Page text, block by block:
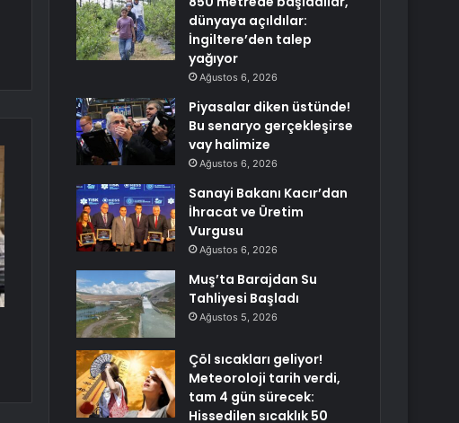
dünyaya açıldılar:
İngiltere’den talep
yağıyor
Ağustos 6, 2026
Piyasalar diken üstünde!
Bu senaryo gerçekleşirse
vay halimize
Ağustos 6, 2026
Sanayi Bakanı Kacır’dan
İhracat ve Üretim
Vurgusu
Ağustos 6, 2026
Muş’ta Barajdan Su
Tahliyesi Başladı
Ağustos 5, 2026
Çöl sıcakları geliyor!
Meteoroloji tarih verdi,
tam 4 gün sürecek:
Hissedilen sıcaklık 50